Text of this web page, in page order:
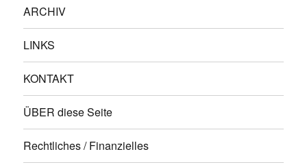
ARCHIV
LINKS
KONTAKT
ÜBER diese Seite
Rechtliches / Finanzielles